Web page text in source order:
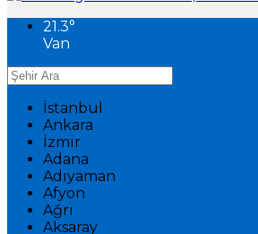
21.3°
Van
İstanbul
Ankara
İzmir
Adana
Adıyaman
Afyon
Ağrı
Aksaray